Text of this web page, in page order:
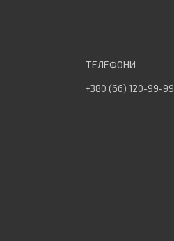
+380 (66) 120-99-99